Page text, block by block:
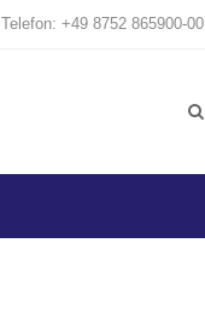
Telefon: +49 8752 865900-00